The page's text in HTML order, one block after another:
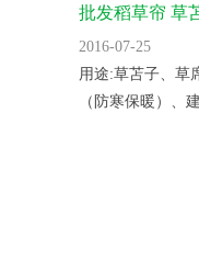
批发稻草帘 草
2016-07-25
用途:草苫子、草
（防寒保暖）、